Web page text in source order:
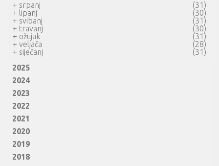
+ srpanj
(31)
+ lipanj
(30)
+ svibanj
(31)
+ travanj
(30)
+ ožujak
(31)
+ veljača
(28)
+ siječanj
(31)
2025
2024
2023
2022
2021
2020
2019
2018